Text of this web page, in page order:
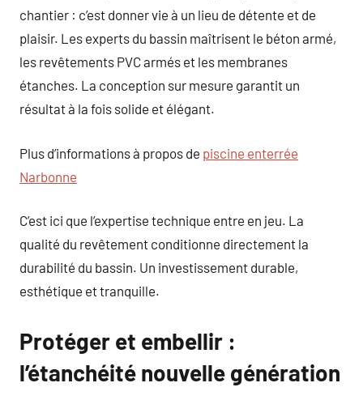
chantier : c’est donner vie à un lieu de détente et de
plaisir. Les experts du bassin maîtrisent le béton armé,
les revêtements PVC armés et les membranes
étanches. La conception sur mesure garantit un
résultat à la fois solide et élégant.
Plus d’informations à propos de piscine enterrée
Narbonne
C’est ici que l’expertise technique entre en jeu. La
qualité du revêtement conditionne directement la
durabilité du bassin. Un investissement durable,
esthétique et tranquille.
Protéger et embellir :
l’étanchéité nouvelle génération